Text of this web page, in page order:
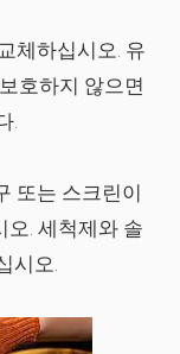
체하십시오. 유
호하지 않으면
.
또는 스크린이
오. 세척제와 솔
시오.